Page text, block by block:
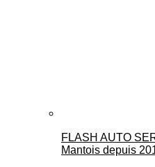
FLASH AUTO
Mantois depuis